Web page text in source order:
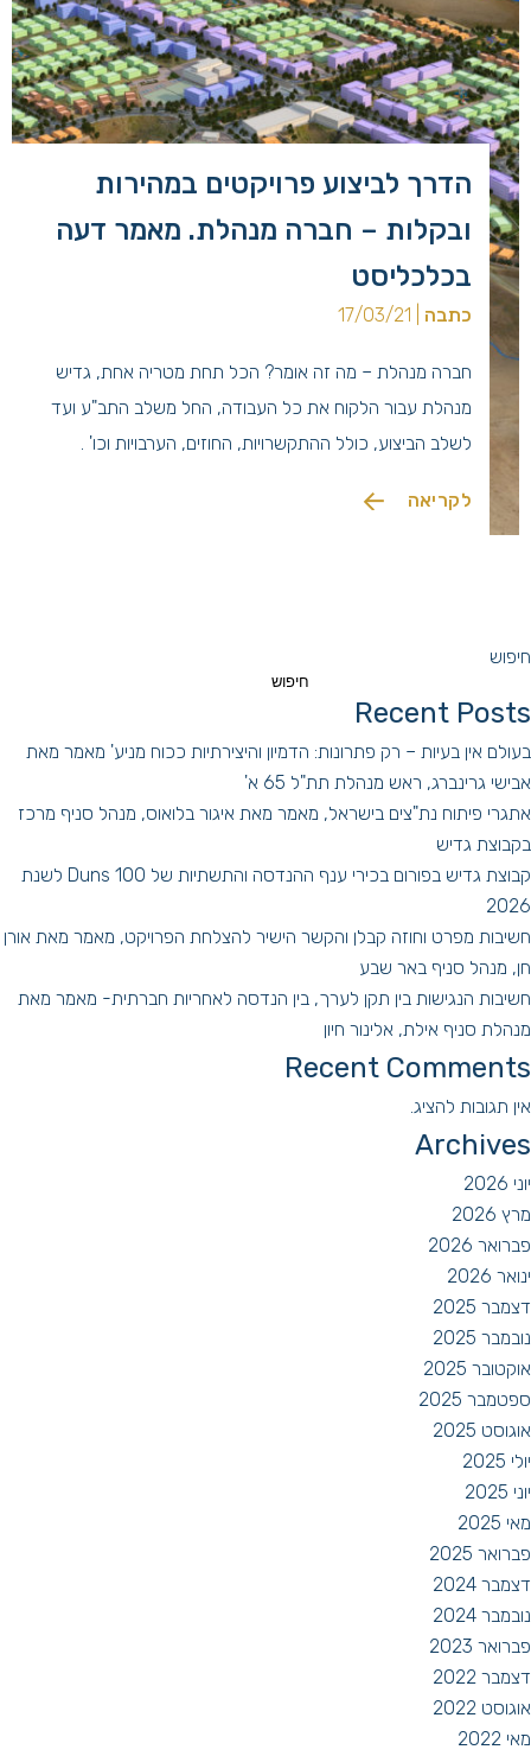
הדרך לביצוע פרויקטים במהירות
ובקלות – חברה מנהלת. מאמר דעה
בכלכליסט
כתבה
חברה מנהלת – מה זה אומר? הכל תחת מטריה אחת, גדיש
מנהלת עבור הלקוח את כל העבודה, החל משלב התב"ע ועד
לשלב הביצוע, כולל ההתקשרויות, החוזים, הערבויות וכו' .
לקריאה
חיפוש
חיפוש
Recent Posts
בעולם אין בעיות – רק פתרונות: הדמיון והיצירתיות ככוח מניע' מאמר מאת
אבישי גרינברג, ראש מנהלת תת"ל 65 א'
אתגרי פיתוח נת"צים בישראל, מאמר מאת איגור בלואוס, מנהל סניף מרכז
בקבוצת גדיש
קבוצת גדיש בפורום בכירי ענף ההנדסה והתשתיות של Duns 100 לשנת
2026
חשיבות מפרט וחוזה קבלן והקשר הישיר להצלחת הפרויקט, מאמר מאת אורן
חן, מנהל סניף באר שבע
חשיבות הנגישות בין תקן לערך, בין הנדסה לאחריות חברתית- מאמר מאת
מנהלת סניף אילת, אלינור חיון
Recent Comments
אין תגובות להציג.
Archives
יוני 2026
מרץ 2026
פברואר 2026
ינואר 2026
דצמבר 2025
נובמבר 2025
אוקטובר 2025
ספטמבר 2025
אוגוסט 2025
יולי 2025
יוני 2025
מאי 2025
פברואר 2025
דצמבר 2024
נובמבר 2024
פברואר 2023
דצמבר 2022
אוגוסט 2022
מאי 2022